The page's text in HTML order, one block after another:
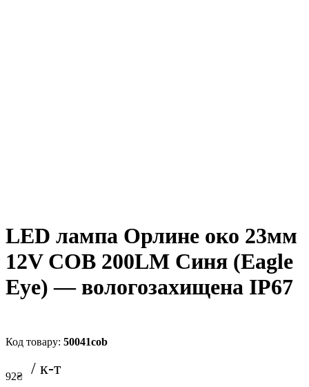
LED лампа Орлине око 23мм
12V COB 200LM Синя (Eagle
Eye) — вологозахищена IP67
50041cob
92₴